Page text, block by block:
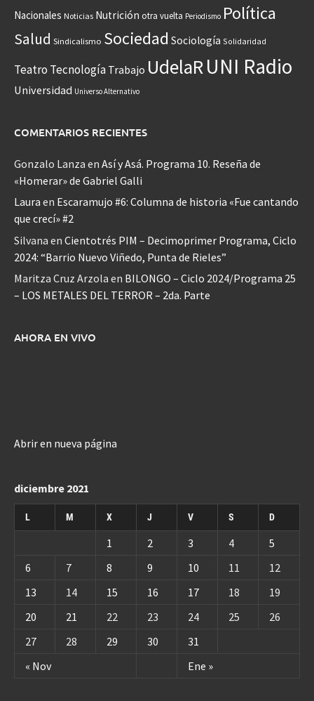
Nacionales Noticias Nutrición otra vuelta Periodismo Política
Salud Sindicalismo Sociedad Sociología Solidaridad
Teatro Tecnología Trabajo UdelaRUNI Radio
Universidad Universo Alternativo
COMENTARIOS RECIENTES
Gonzalo Lanza en Así y Asá. Programa 10. Reseña de
«Homerar» de Gabriel Galli
Laura en Escaramujo #6: Columna de historia «Fue cantando
que crecí» #2
Silvana en Cientotrés PIM – Decimoprimer Programa, Ciclo
2024: “Barrio Nuevo Viñedo, Punta de Rieles”
Maritza Cruz Arzola en BILONGO – Ciclo 2024/Programa 25
– LOS METALES DEL TERROR – 2da. Parte
AHORA EN VIVO
Abrir en nueva página
diciembre 2021
L M X J V S D
« Nov Ene »
1 2 3 4
5
6
7 8 9 10 11
12
13
14 15 16 17 18
19
20
21 22 23 24 25
26
27
28 29 30 31